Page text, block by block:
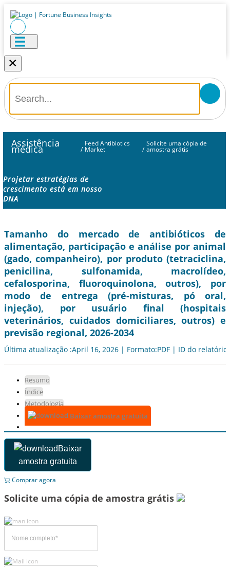
×
Assistência
médica /
Feed Antibiotics
Market /
Solicite uma cópia de
amostra grátis
Projetar estratégias de
crescimento está em nosso
DNA
Tamanho do mercado de antibióticos de
alimentação, participação e análise por animal
(gado, companheiro), por produto (tetraciclina,
penicilina, sulfonamida, macrolídeo,
cefalosporina, fluoroquinolona, ​​outros), por
modo de entrega (pré-misturas, pó oral,
injeção), por usuário final (hospitais
veterinários, cuidados domiciliares, outros) e
previsão regional, 2026-2034
Última atualização :April 16, 2026 | Formato:PDF | ID do
Resumo
Índice
Metodologia
Baixar amostra gratuita
Baixar
amostra gratuita
Comprar agora
Solicite uma cópia de amostra grátis